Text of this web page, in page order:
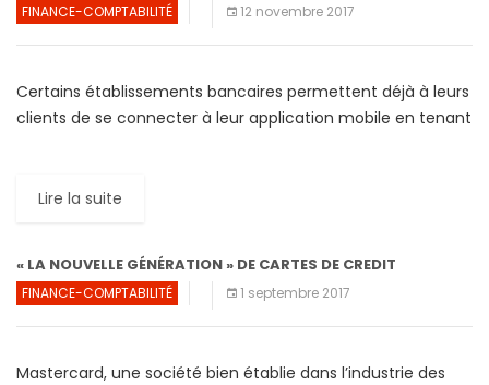
FINANCE-COMPTABILITÉ 12 novembre 2017
Certains établissements bancaires permettent déjà à leurs
clients de se connecter à leur application mobile en tenant
Lire la suite
« LA NOUVELLE GÉNÉRATION » DE CARTES DE CREDIT
FINANCE-COMPTABILITÉ 1 septembre 2017
Mastercard, une société bien établie dans l’industrie des